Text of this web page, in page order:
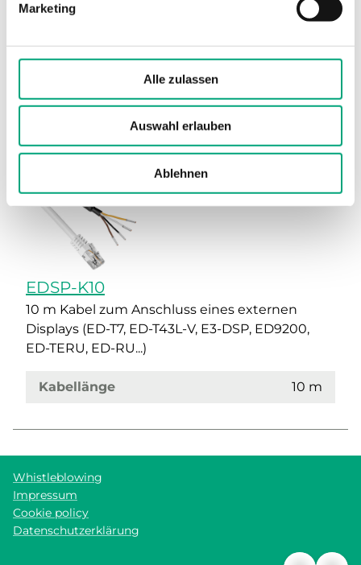
Marketing
Alle zulassen
Auswahl erlauben
Ablehnen
3 m Kabel zum Anschluss eines externen
ED-TERU, ED-RU...)
EDSP-K10
10 m Kabel zum Anschluss eines externen
Displays (ED-T7, ED-T43L-V, E3-DSP, ED9200,
ED-TERU, ED-RU...)
Kabellänge 10 m
Whistleblowing
Impressum
Cookie policy
Datenschutzerklärung